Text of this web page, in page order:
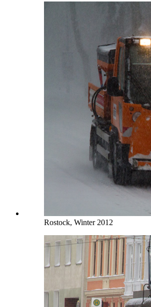
Rostock, Winter 2012